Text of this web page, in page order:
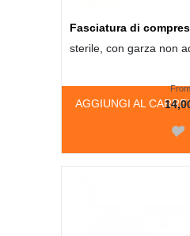
Fasciatura di
sterile, con garza non
AGGIUNGI AL